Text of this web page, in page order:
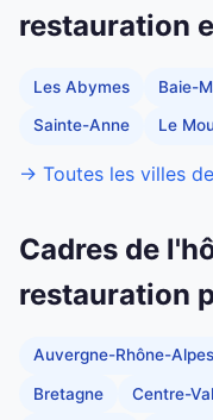
restauration
Les Abymes Baie-
Sainte-Anne Le
→ Toutes les villes
Cadres de
restauration
Auvergne-Rhône-Alpes
Bretagne Centre-